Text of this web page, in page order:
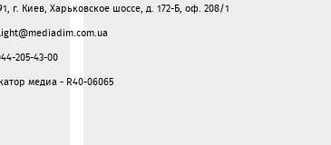
г. Киев, Харьковское шоссе, д. 172-Б, оф. 208/1
205-43-00
медиа - R40-06065